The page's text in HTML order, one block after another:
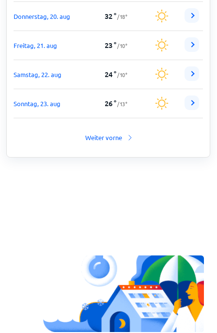
Donnerstag, 20. aug 32° /18°
Freitag, 21. aug 23° /10°
Samstag, 22. aug 24° /10°
Sonntag, 23. aug 26° /13°
Weiter vorne